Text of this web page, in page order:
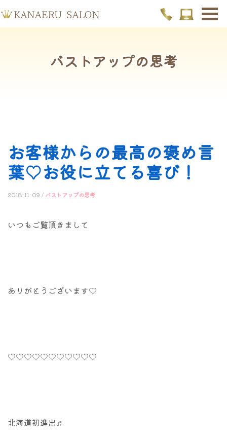
バストアップの思考
お客様からの最高の褒め言
葉♡お役に立てる喜び！
2018-11-09 / バストアップの思考
いつもご覧頂きまして
ありがとうございます♡
♡♡♡♡♡♡♡♡♡♡♡
北海道初進出♬